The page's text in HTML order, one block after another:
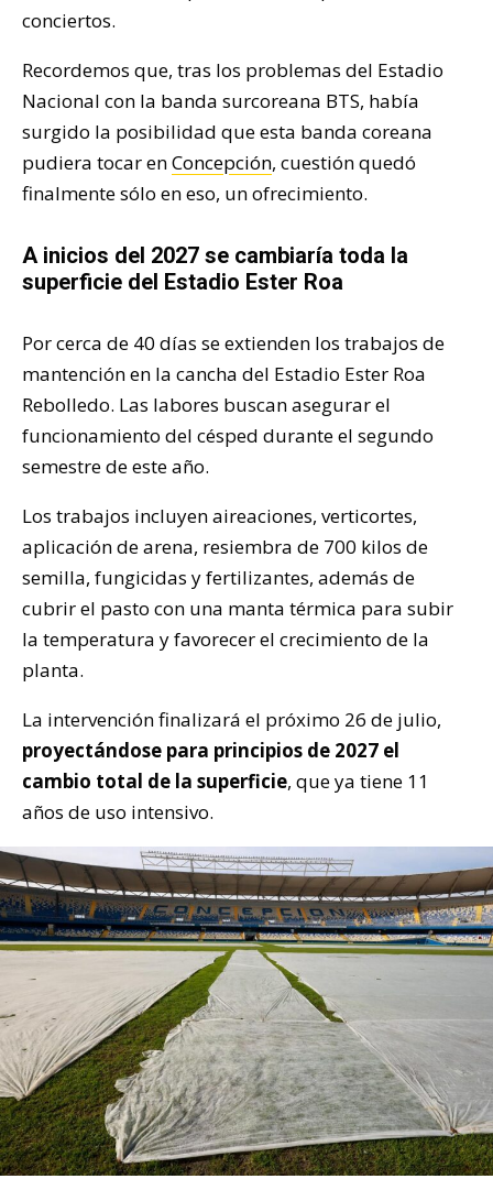
conciertos.
Recordemos que, tras los problemas del Estadio
Nacional con la banda surcoreana BTS, había
surgido la posibilidad que esta banda coreana
pudiera tocar enConcepción, cuestión quedó
finalmente sólo en eso, un ofrecimiento.
A inicios del 2027 se cambiaría toda la
superficie del Estadio Ester Roa
Por cerca de 40 días se extienden los trabajos de
mantención en la cancha del Estadio Ester Roa
Rebolledo. Las labores buscan asegurar el
funcionamiento del césped durante el segundo
semestre de este año.
Los trabajos incluyen aireaciones, verticortes,
aplicación de arena, resiembra de 700 kilos de
semilla, fungicidas y fertilizantes, además de
cubrir el pasto con una manta térmica para subir
la temperatura y favorecer el crecimiento de la
planta.
La intervención finalizará el próximo 26 de julio,
proyectándose para principios de 2027 el
cambio total de la superficie, que ya tiene 11
años de uso intensivo.